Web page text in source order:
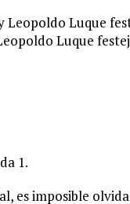
Luque
1.
es imposible